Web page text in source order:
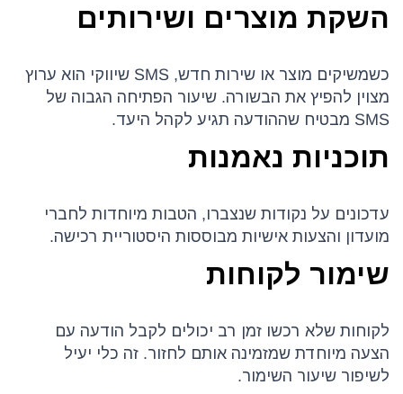
השקת מוצרים ושירותים
כשמשיקים מוצר או שירות חדש, SMS שיווקי הוא ערוץ
מצוין להפיץ את הבשורה. שיעור הפתיחה הגבוה של
SMS מבטיח שההודעה תגיע לקהל היעד.
תוכניות נאמנות
עדכונים על נקודות שנצברו, הטבות מיוחדות לחברי
מועדון והצעות אישיות מבוססות היסטוריית רכישה.
שימור לקוחות
לקוחות שלא רכשו זמן רב יכולים לקבל הודעה עם
הצעה מיוחדת שמזמינה אותם לחזור. זה כלי יעיל
לשיפור שיעור השימור.